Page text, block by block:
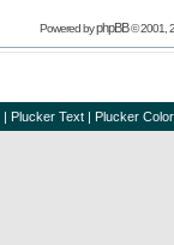
Powered byphpBB© 2001,
| Plucker Text | Plucker Color